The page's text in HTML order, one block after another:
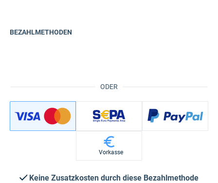
ODER
BEZAHLMETHODEN
Vorkasse
Keine Zusatzkosten durch diese Bezahlmethode